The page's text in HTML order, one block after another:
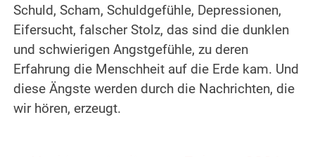
Schuld, Scham, Schuldgefühle, Depressionen,
Eifersucht, falscher Stolz, das sind die dunklen
und schwierigen Angstgefühle, zu deren
Erfahrung die Menschheit auf die Erde kam. Und
diese Ängste werden durch die Nachrichten, die
wir hören, erzeugt.